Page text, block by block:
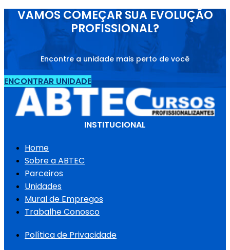
VAMOS COMEÇAR SUA EVOLUÇÃO
PROFISSIONAL?
Encontre a unidade mais perto de você
ENCONTRAR UNIDADE
INSTITUCIONAL
Home
Sobre a ABTEC
Parceiros
Unidades
Mural de Empregos
Trabalhe Conosco
Política de Privacidade